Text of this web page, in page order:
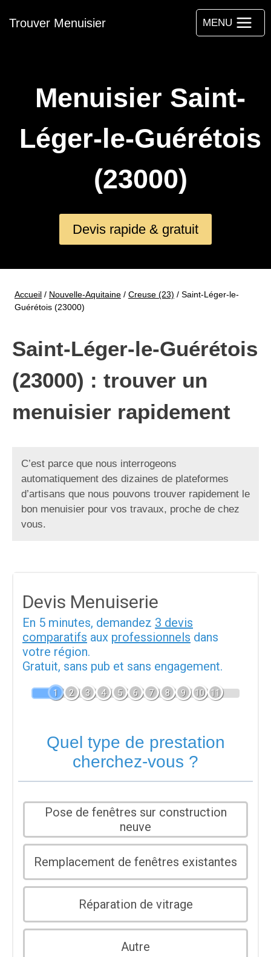
auTrouver Menuisier MENU
Menuisier Saint-
Léger-le-Guérétois
(23000)
Devis rapide & gratuit
Accueil / Nouvelle-Aquitaine / Creuse (23) / Saint-Léger-le-
Guérétois (23000)
Saint-Léger-le-Guérétois
(23000) : trouver un
menuisier rapidement
C’est parce que nous interrogeons
automatiquement des dizaines de plateformes
d’artisans que nous pouvons trouver rapidement le
bon menuisier pour vos travaux, proche de chez
vous.
Devis Menuiserie
En 5 minutes, demandez 3 devis
comparatifs aux professionnels dans
votre région.
Gratuit, sans pub et sans engagement.
1 2 3 4 5 6 7 8 9 10 11
Quel type de prestation
cherchez-vous ?
Pose de fenêtres sur construction
neuve
Remplacement de fenêtres existantes
Réparation de vitrage
Autre